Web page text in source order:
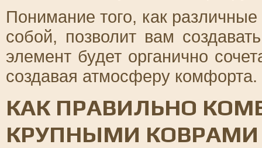
Понимание того, как
собой, позволит вам
элемент будет органично
создавая атмосферу комфорта.
КАК ПРАВИЛЬНО
КРУПНЫМИ КОВРАМИ